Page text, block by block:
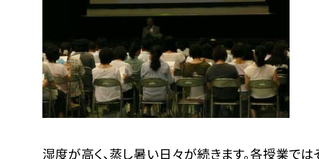
湿度が高く、蒸し暑い日々が続きます。各授業で